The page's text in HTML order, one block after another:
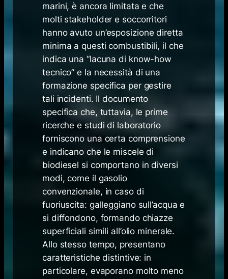
marini, è ancora limitata e che
molti stakeholder e soccorritori
hanno avuto un’esposizione diretta
minima a questi combustibili, il che
indica una “lacuna di know-how
tecnico” e la necessità di una
formazione specifica per gestire
tali incidenti. Il documento
specifica che, tuttavia, le prime
ricerche e studi di laboratorio
forniscono una certa comprensione
e indicano che le miscele di
biodiesel si comportano in diversi
modi, come il gasolio
convenzionale, in caso di
fuoriuscita: galleggiano sull’acqua e
si diffondono, formando chiazze
superficiali simili all’olio minerale.
Allo stesso tempo, presentano
caratteristiche distintive: in
particolare, evaporano molto meno